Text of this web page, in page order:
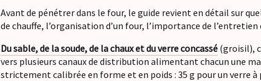
Avant de pénétrer dans le four, le guide revient en détail sur
de chauffe, l’organisation d’un four, l’importance de
Du sable, de la soude, de la chaux et du verre concassé (groisil),
vers plusieurs canaux de distribution alimentant chacun une
strictement calibrée en forme et en poids : 35 g pour un verre à